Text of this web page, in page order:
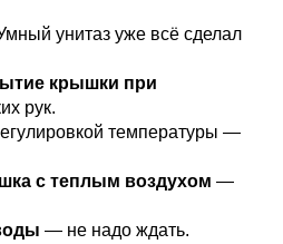
унитаз уже всё сделал
крышки при
рук.
температуры —
с теплым воздухом —
— не надо ждать.